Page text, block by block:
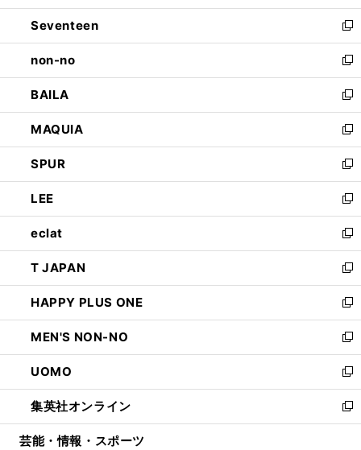
開
く
ウ
で
開
く
ン
ド
ウ
で
開
く
Seventeen
新
し
い
ウ
ィ
ン
ド
ウ
で
開
く
non-no
新
し
い
ウ
ィ
ン
ド
ウ
で
開
く
BAILA
新
し
い
ウ
ィ
ン
ド
ウ
で
開
く
MAQUIA
新
し
い
ウ
ィ
ン
ド
ウ
で
開
く
SPUR
新
し
い
ウ
ィ
ン
ド
ウ
で
開
く
LEE
新
し
い
ウ
ィ
ン
ド
ウ
で
開
く
eclat
新
し
い
ウ
ィ
ン
ド
ウ
で
開
く
T JAPAN
新
し
い
ウ
ィ
ン
ド
ウ
で
開
HAPPY PLUS ONE
新
し
い
ウ
ィ
ン
ド
ウ
MEN'S NON-NO
新
し
い
ウ
ィ
ン
UOMO
新
し
い
ウ
集英社オンライン
新
し
芸能・情報・スポーツ